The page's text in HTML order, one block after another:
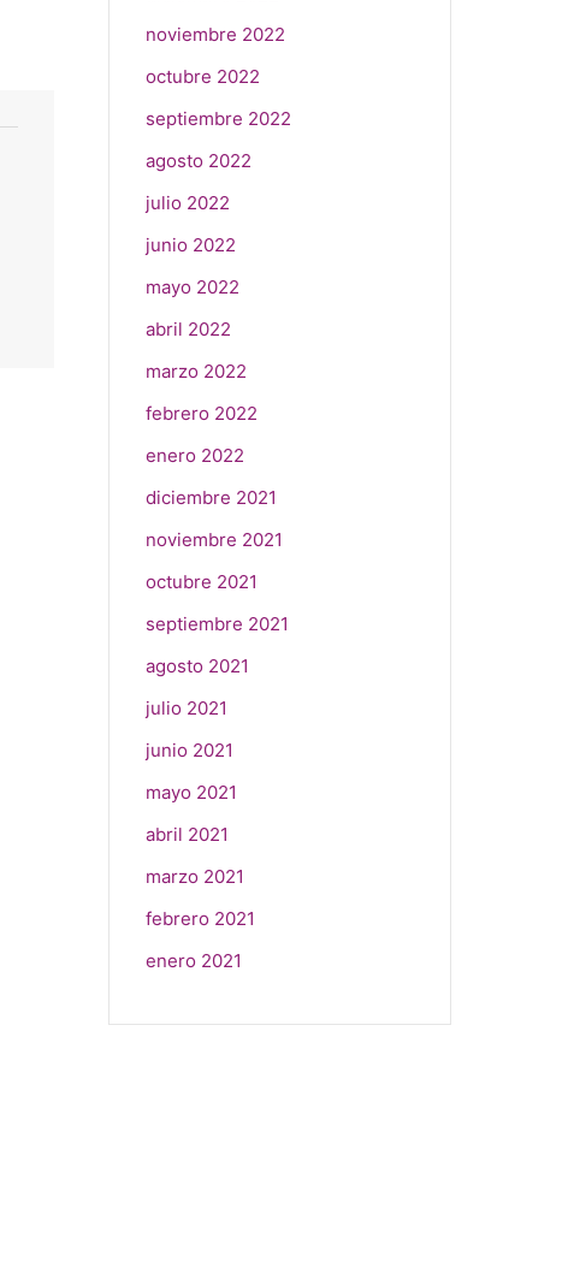
noviembre 2022
octubre 2022
septiembre 2022
agosto 2022
julio 2022
junio 2022
mayo 2022
abril 2022
marzo 2022
febrero 2022
enero 2022
diciembre 2021
noviembre 2021
octubre 2021
septiembre 2021
agosto 2021
julio 2021
junio 2021
mayo 2021
abril 2021
marzo 2021
febrero 2021
enero 2021